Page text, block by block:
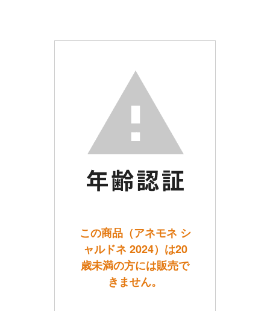
この商品（アネモネ シ
ャルドネ 2024）は20
歳未満の方には販売で
きません。